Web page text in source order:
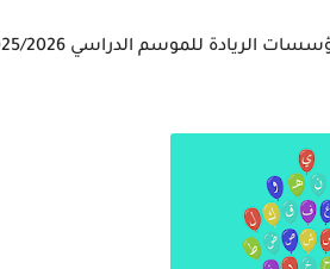
للموسم الدراسي 2025/2026